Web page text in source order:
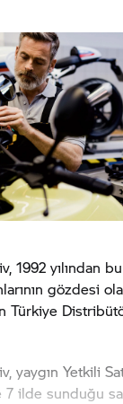
1992 yılından
gözdesi
Türkiye
yaygın Yetkili
7 ilde sunduğu